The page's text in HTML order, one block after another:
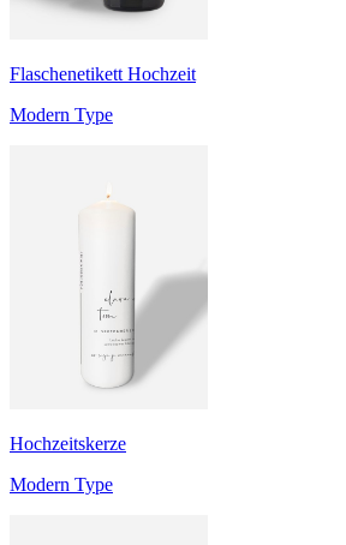
Flaschenetikett Hochzeit
Modern Type
Hochzeitskerze
Modern Type